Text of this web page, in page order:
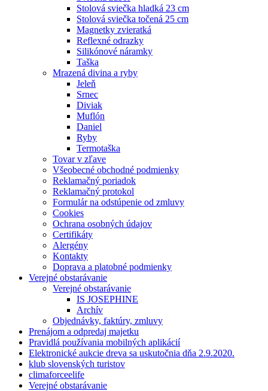
Stolová sviečka hladká 23 cm
Stolová sviečka točená 25 cm
Magnetky zvieratká
Reflexné odrazky
Silikónové náramky
Taška
Mrazená divina a ryby
Jeleň
Srnec
Diviak
Muflón
Daniel
Ryby
Termotaška
Tovar v zľave
Všeobecné obchodné podmienky
Reklamačný poriadok
Reklamačný protokol
Formulár na odstúpenie od zmluvy
Cookies
Ochrana osobných údajov
Certifikáty
Alergény
Kontakty
Doprava a platobné podmienky
Verejné obstarávanie
Verejné obstarávanie
IS JOSEPHINE
Archív
Objednávky, faktúry, zmluvy
Prenájom a odpredaj majetku
Pravidlá používania mobilných aplikácií
Elektronické aukcie dreva sa uskutočnia dňa 2.9.2020.
klub slovenských turistov
climaforceelife
Verejné obstarávanie